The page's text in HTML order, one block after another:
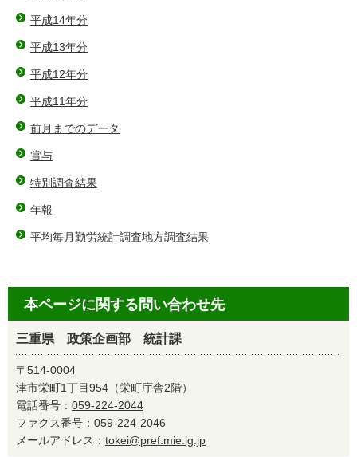
平成14年分
平成13年分
平成12年分
平成11年分
前月までのデータ
賞与
特別調査結果
年報
平均毎月勤労統計調査地方調査結果
本ページに関する問い合わせ先
三重県 政策企画部 統計課
〒514-0004
津市栄町1丁目954（栄町庁舎2階）
電話番号： 059-224-2044
ファクス番号：059-224-2046
メールアドレス： tokei@pref.mie.lg.jp